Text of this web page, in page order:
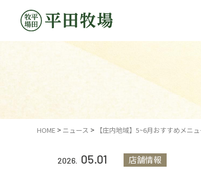
HOME ニュース 【庄内地域】5~6月おすすめメニ
2026. 05.01 店舗情報